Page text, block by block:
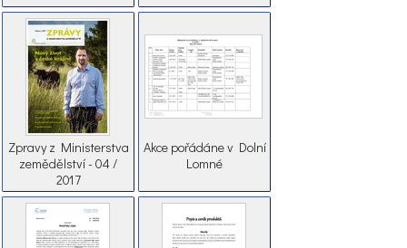
Zpravy z Ministerstva
zemědělství - 04 /
2017
Akce pořádáne v Dolní
Lomné